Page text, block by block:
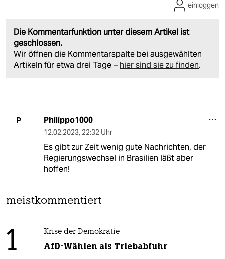
Die Kommentarfunktion unter diesem Artikel ist
geschlossen.
Wir öffnen die Kommentarspalte bei ausgewählten
Artikeln für etwa drei Tage – hier sind sie zu finden.
einloggen
P Philippo1000
12.02.2023, 22:32 Uhr
Es gibt zur Zeit wenig gute Nachrichten, der
Regierungswechsel in Brasilien läßt aber
hoffen!
meistkommentiert
1 Krise der Demokratie
AfD-Wählen als Triebabfuhr